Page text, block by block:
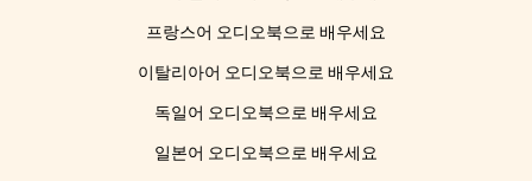
프랑스어 오디오북으로 배우세요
이탈리아어 오디오북으로 배우세요
독일어 오디오북으로 배우세요
일본어 오디오북으로 배우세요